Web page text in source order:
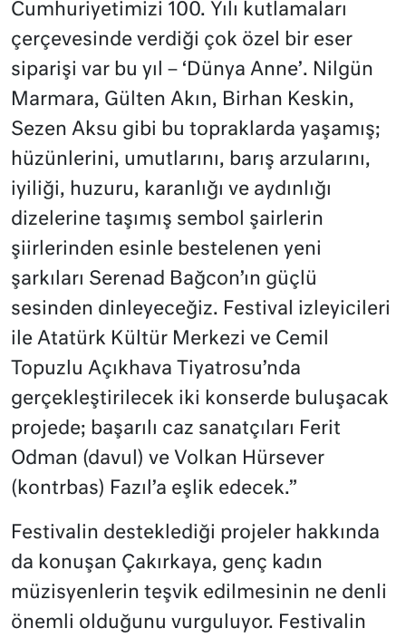
Cumhuriyetimizi 100. Yılı kutlamaları
çerçevesinde verdiği çok özel bir eser
siparişi var bu yıl – ‘Dünya Anne’. Nilgün
Marmara, Gülten Akın, Birhan Keskin,
Sezen Aksu gibi bu topraklarda yaşamış;
hüzünlerini, umutlarını, barış arzularını,
iyiliği, huzuru, karanlığı ve aydınlığı
dizelerine taşımış sembol şairlerin
şiirlerinden esinle bestelenen yeni
şarkıları Serenad Bağcon’ın güçlü
sesinden dinleyeceğiz. Festival izleyicileri
ile Atatürk Kültür Merkezi ve Cemil
Topuzlu Açıkhava Tiyatrosu’nda
gerçekleştirilecek iki konserde buluşacak
projede; başarılı caz sanatçıları Ferit
Odman (davul) ve Volkan Hürsever
(kontrbas) Fazıl’a eşlik edecek.”
Festivalin desteklediği projeler hakkında
da konuşan Çakırkaya, genç kadın
müzisyenlerin teşvik edilmesinin ne denli
önemli olduğunu vurguluyor. Festivalin